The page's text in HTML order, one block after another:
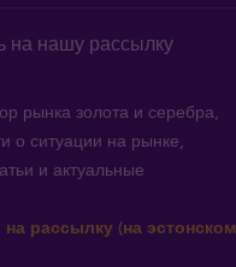
на нашу рассылку
рынка золота и серебра,
о ситуации на рынке,
и актуальные
рассылку (на эстонском